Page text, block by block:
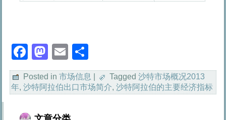
Facebook
Mastodon
Email
享
Posted in 市场信息 Tagged 沙特市场概况2013
年,沙特阿拉伯出口市场简介,沙特阿拉伯的主要经济指标